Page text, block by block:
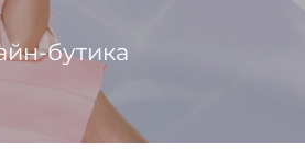
бутика